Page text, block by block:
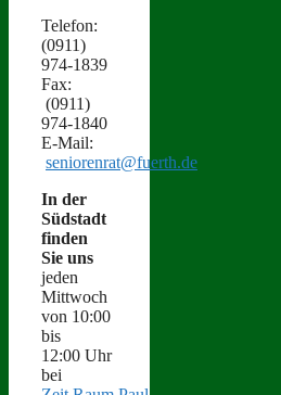
Tele­fon:
(0911)
974‑1839
Fax:
(0911)
974‑1840
E‑Mail:
seniorenrat@fuerth.de
In der
Süd­stadt
find­en
Sie uns
jeden
Mittwoch
von 10:00
bis
12:00 Uhr
bei